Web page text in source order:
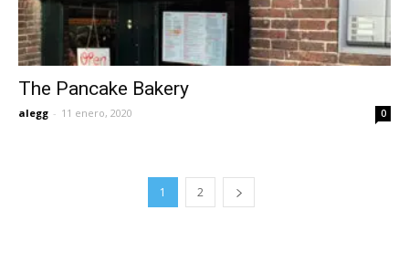
The Pancake Bakery
alegg - 11 enero, 2020 0
1 2